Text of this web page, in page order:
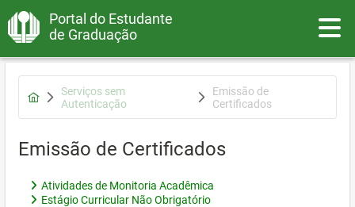
Portal do Estudante
de Graduação
Serviços sem
Autenticação
Emissão de
Certificados
Emissão de Certificados
Atividades de Monitoria Acadêmica
Estágio Curricular Não Obrigatório